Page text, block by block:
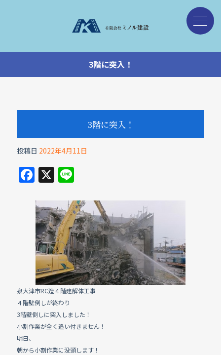
3階に突入！
3階に突入！
投稿日 2022年4月11日
F
a
c
e
b
o
o
k
X Li
e
泉大津市RC造４階建解体工事
４階壁倒しが終わり
3階壁倒しに突入しました！
小割作業が全く追い付きません！
明日、
朝から小割作業に没頭します！